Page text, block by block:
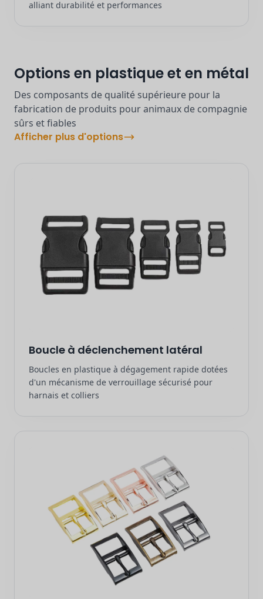
alliant durabilité et performances
Options en plastique et en métal
Des composants de qualité supérieure pour la
fabrication de produits pour animaux de compagnie
sûrs et fiables
Afficher plus d'options
Boucle à déclenchement latéral
Boucles en plastique à dégagement rapide dotées
d'un mécanisme de verrouillage sécurisé pour
harnais et colliers